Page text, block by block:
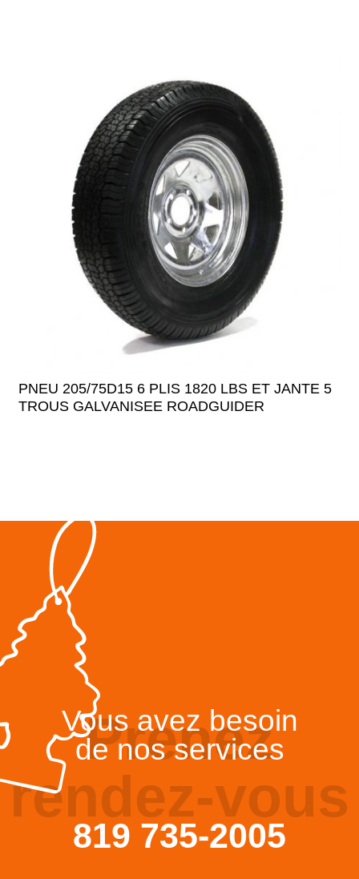
PNEU 205/75D15 6 PLIS 1820 LBS ET JANTE 5
TROUS GALVANISEE ROADGUIDER
Prenez
rendez-vous
Vous avez besoin
de nos services
819 735-2005